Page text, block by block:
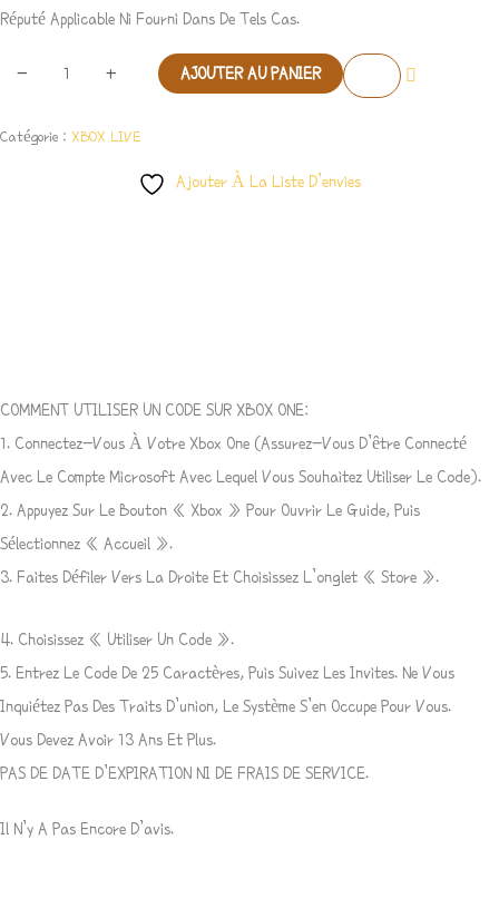
Réputé Applicable Ni Fourni Dans De Tels Cas.
- + AJOUTER AU PANIER
Catégorie : XBOX LIVE
Ajouter À La Liste D’envies
COMMENT UTILISER UN CODE SUR XBOX ONE:
1. Connectez-Vous À Votre Xbox One (assurez-Vous D’être Connecté
Avec Le Compte Microsoft Avec Lequel Vous Souhaitez Utiliser Le Code).
2. Appuyez Sur Le Bouton « Xbox » Pour Ouvrir Le Guide, Puis
Sélectionnez « Accueil ».
3. Faites Défiler Vers La Droite Et Choisissez L’onglet « Store ».
4. Choisissez « Utiliser Un Code ».
5. Entrez Le Code De 25 Caractères, Puis Suivez Les Invites. Ne Vous
Inquiétez Pas Des Traits D’union, Le Système S’en Occupe Pour Vous.
Vous Devez Avoir 13 Ans Et Plus.
PAS DE DATE D’EXPIRATION NI DE FRAIS DE SERVICE.
Il N’y A Pas Encore D’avis.